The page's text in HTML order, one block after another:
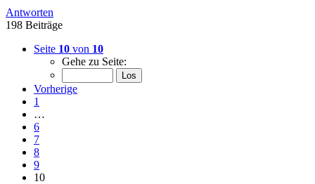
Antworten
198 Beiträge
Seite 10 von 10
Gehe zu Seite:
Vorherige
1
…
6
7
8
9
10